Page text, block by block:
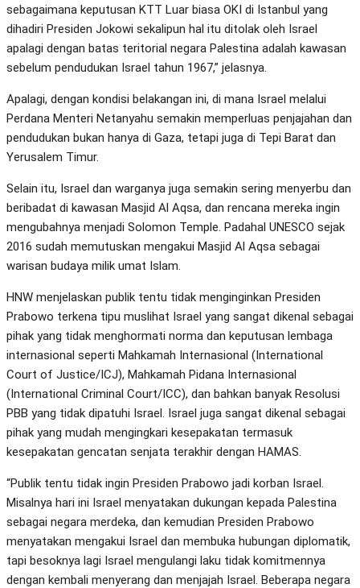
sebagaimana keputusan KTT Luar biasa OKI di Istanbul yang
dihadiri Presiden Jokowi sekalipun hal itu ditolak oleh Israel
apalagi dengan batas teritorial negara Palestina adalah kawasan
sebelum pendudukan Israel tahun 1967,” jelasnya.
Apalagi, dengan kondisi belakangan ini, di mana Israel melalui
Perdana Menteri Netanyahu semakin memperluas penjajahan dan
pendudukan bukan hanya di Gaza, tetapi juga di Tepi Barat dan
Yerusalem Timur.
Selain itu, Israel dan warganya juga semakin sering menyerbu dan
beribadat di kawasan Masjid Al Aqsa, dan rencana mereka ingin
mengubahnya menjadi Solomon Temple. Padahal UNESCO sejak
2016 sudah memutuskan mengakui Masjid Al Aqsa sebagai
warisan budaya milik umat Islam.
HNW menjelaskan publik tentu tidak menginginkan Presiden
Prabowo terkena tipu muslihat Israel yang sangat dikenal sebagai
pihak yang tidak menghormati norma dan keputusan lembaga
internasional seperti Mahkamah Internasional (International
Court of Justice/ICJ), Mahkamah Pidana Internasional
(International Criminal Court/ICC), dan bahkan banyak Resolusi
PBB yang tidak dipatuhi Israel. Israel juga sangat dikenal sebagai
pihak yang mudah mengingkari kesepakatan termasuk
kesepakatan gencatan senjata terakhir dengan HAMAS.
“Publik tentu tidak ingin Presiden Prabowo jadi korban Israel.
Misalnya hari ini Israel menyatakan dukungan kepada Palestina
sebagai negara merdeka, dan kemudian Presiden Prabowo
menyatakan mengakui Israel dan membuka hubungan diplomatik,
tapi besoknya lagi Israel mengulangi laku tidak komitmennya
dengan kembali menyerang dan menjajah Israel. Beberapa negara